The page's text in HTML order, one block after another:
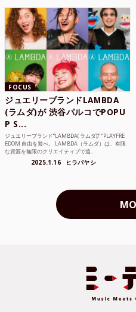
FOCUS
ジュエリーブランドLAMBDA
(ラムダ)が 渋谷パルコでPOPU
P S...
ジュエリーブランド“LAMBDA( ラムダ))” “PLAYFRE
EDOM 自由を遊べ。 LAMBDA（ラムダ）は、有限
な資源を無限のクリエイティブで追...
2025.1.16 ヒラバヤシ